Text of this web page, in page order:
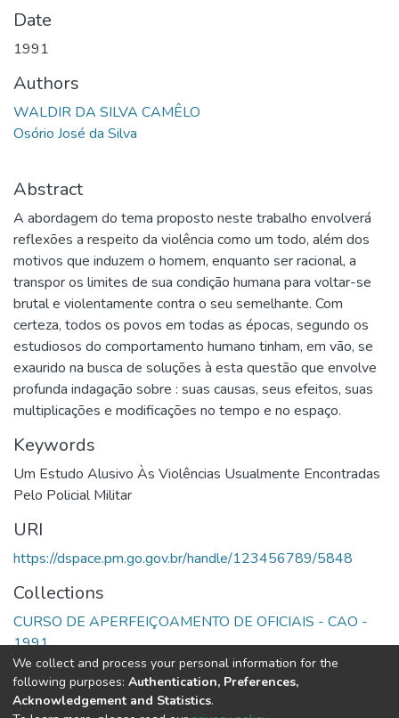
Date
1991
Authors
WALDIR DA SILVA CAMÊLO
Osório José da Silva
Abstract
A abordagem do tema proposto neste trabalho envolverá
reflexões a respeito da violência como um todo, além dos
motivos que induzem o homem, enquanto ser racional, a
transpor os limites de sua condição humana para voltar-se
brutal e violentamente contra o seu semelhante. Com
certeza, todos os povos em todas as épocas, segundo os
estudiosos do comportamento humano tinham, em vão, se
exaurido na busca de soluções à esta questão que envolve
profunda indagação sobre : suas causas, seus efeitos, suas
multiplicações e modificações no tempo e no espaço.
Keywords
Um Estudo Alusivo Às Violências Usualmente Encontradas
Pelo Policial Militar
URI
https://dspace.pm.go.gov.br/handle/123456789/5848
Collections
CURSO DE APERFEIÇOAMENTO DE OFICIAIS - CAO -
1991
Full item page
We collect and process your personal information for the
following purposes: Authentication, Preferences,
Acknowledgement and Statistics.